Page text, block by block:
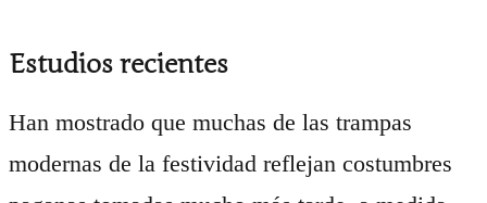
Estudios recientes
Han mostrado que muchas de las trampas
modernas de la festividad reflejan costumbres